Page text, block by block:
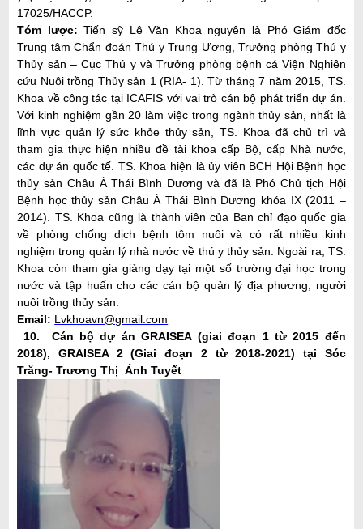
17025/HACCP.
Tóm lược: Tiến sỹ Lê Văn Khoa nguyên là Phó Giám đốc
Trung tâm Chẩn đoán Thú y Trung Ương, Trưởng phòng Thú y
Thủy sản – Cục Thú y và Trưởng phòng bệnh cá Viện Nghiên
cứu Nuôi trồng Thủy sản 1 (RIA- 1). Từ tháng 7 năm 2015, TS.
Khoa về công tác tại ICAFIS với vai trò cán bộ phát triển dự án.
Với kinh nghiệm gần 20 làm việc trong ngành thủy sản, nhất là
lĩnh vực quản lý sức khỏe thủy sản, TS. Khoa đã chủ trì và
tham gia thực hiện nhiều đề tài khoa cấp Bộ, cấp Nhà nước,
các dự án quốc tế. TS. Khoa hiện là ủy viên BCH Hội Bệnh học
thủy sản Châu Á Thái Bình Dương và đã là Phó Chủ tịch Hội
Bệnh học thủy sản Châu Á Thái Bình Dương khóa IX (2011 –
2014). TS. Khoa cũng là thành viên của Ban chỉ đạo quốc gia
về phòng chống dịch bệnh tôm nuôi và có rất nhiều kinh
nghiệm trong quản lý nhà nước về thú y thủy sản. Ngoài ra, TS.
Khoa còn tham gia giảng dạy tại một số trường đại học trong
nước và tập huấn cho các cán bộ quản lý địa phương, người
nuôi trồng thủy sản.
Email: Lvkhoavn@gmail.com
10. Cán bộ dự án GRAISEA (giai đoạn 1 từ 2015 đến
2018), GRAISEA 2 (Giai đoạn 2 từ 2018-2021) tại Sóc
Trăng-Trương Thị Ánh Tuyết